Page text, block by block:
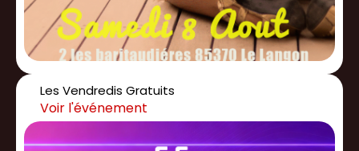
Les Vendredis Gratuits